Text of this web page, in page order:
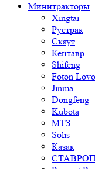
Минитракторы
Xingtai
Рустрак
Скаут
Кентавр
Shifeng
Foton
Jinma
Dongfeng
Kubota
МТЗ
Solis
Казак